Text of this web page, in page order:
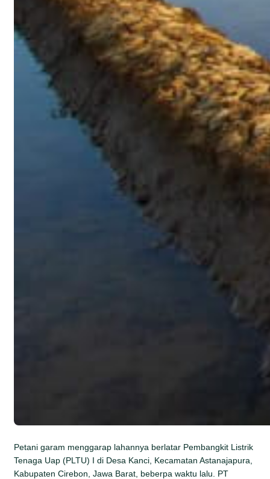
Petani garam menggarap lahannya berlatar Pembangkit Listrik
Tenaga Uap (PLTU) I di Desa Kanci, Kecamatan Astanajapura,
Kabupaten Cirebon, Jawa Barat, beberpa waktu lalu. PT